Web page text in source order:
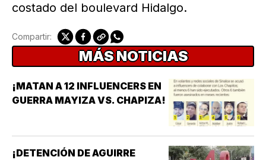
costado del boulevard Hidalgo.
Compartir:
MÁS NOTICIAS
¡MATAN A 12 INFLUENCERS EN
GUERRA MAYIZA VS. CHAPIZA!
¡DETENCIÓN DE AGUIRRE